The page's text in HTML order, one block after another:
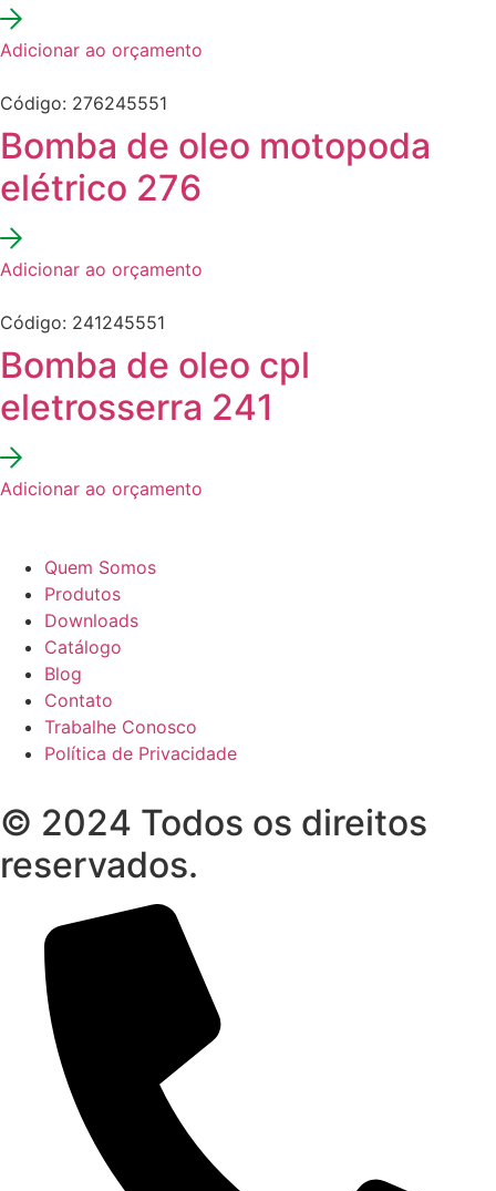
Adicionar ao orçamento
Código: 276245551
Bomba de oleo motopoda
elétrico 276
Adicionar ao orçamento
Código: 241245551
Bomba de oleo cpl
eletrosserra 241
Adicionar ao orçamento
Quem Somos
Produtos
Downloads
Catálogo
Blog
Contato
Trabalhe Conosco
Política de Privacidade
© 2024 Todos os direitos
reservados.